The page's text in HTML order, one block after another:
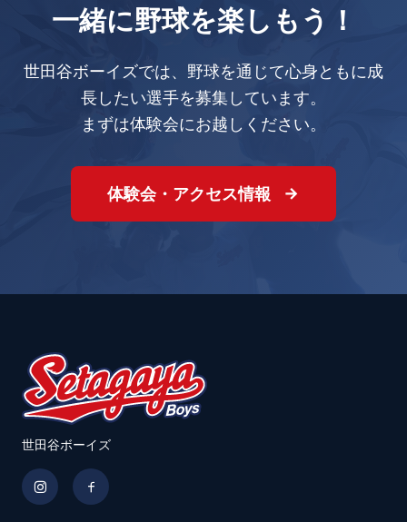
一緒に野球を楽しもう！
世田谷ボーイズでは、野球を通じて心身ともに成
長したい選手を募集しています。
まずは体験会にお越しください。
体験会・アクセス情報
世田谷ボーイズ